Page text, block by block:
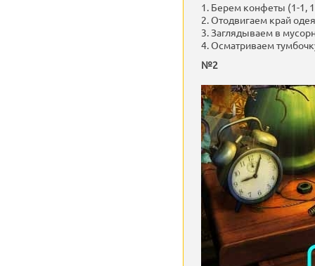
1. Берем конфеты (1-1,
2. Отодвигаем край
3. Заглядываем в
4. Осматриваем
№2